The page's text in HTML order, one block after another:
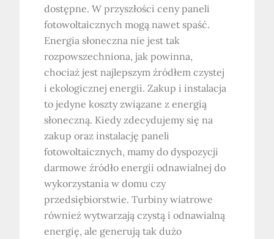
dostępne. W przyszłości ceny paneli
fotowoltaicznych mogą nawet spaść.
Energia słoneczna nie jest tak
rozpowszechniona, jak powinna,
chociaż jest najlepszym źródłem czystej
i ekologicznej energii. Zakup i instalacja
to jedyne koszty związane z energią
słoneczną. Kiedy zdecydujemy się na
zakup oraz instalację paneli
fotowoltaicznych, mamy do dyspozycji
darmowe źródło energii odnawialnej do
wykorzystania w domu czy
przedsiębiorstwie. Turbiny wiatrowe
również wytwarzają czystą i odnawialną
energię, ale generują tak dużo